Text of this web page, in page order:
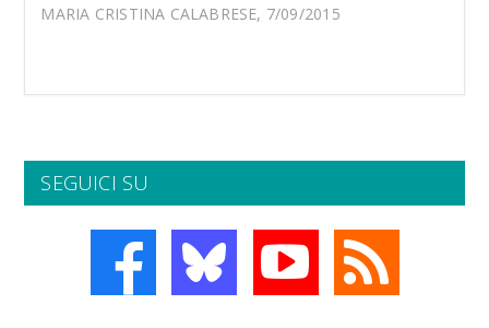
MARIA CRISTINA CALABRESE, 7/09/2015
SEGUICI SU